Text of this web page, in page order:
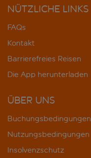
NÜTZLICHE LINKS
FAQs
Kontakt
Barrierefreies Reisen
Die App herunterladen
ÜBER UNS
Buchungsbedingungen
Nutzungsbedingungen
Insolvenzschutz